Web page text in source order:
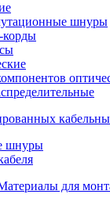
шнуры
корды
шнуры
для